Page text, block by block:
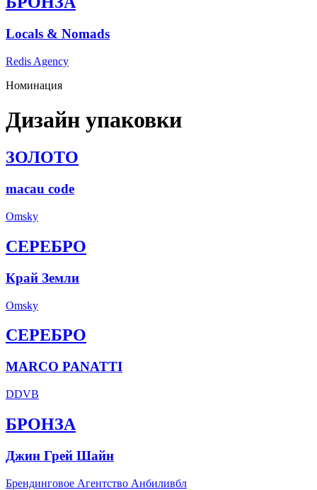
Locals & Nomads
Redis Agency
Номинация
Дизайн упаковки
ЗОЛОТО
macau code
Omsky
СЕРЕБРО
Край Земли
Omsky
СЕРЕБРО
MARCO PANATTI
DDVB
БРОНЗА
Джин Грей Шайн
Брендинговое Агентство Анбиливбл